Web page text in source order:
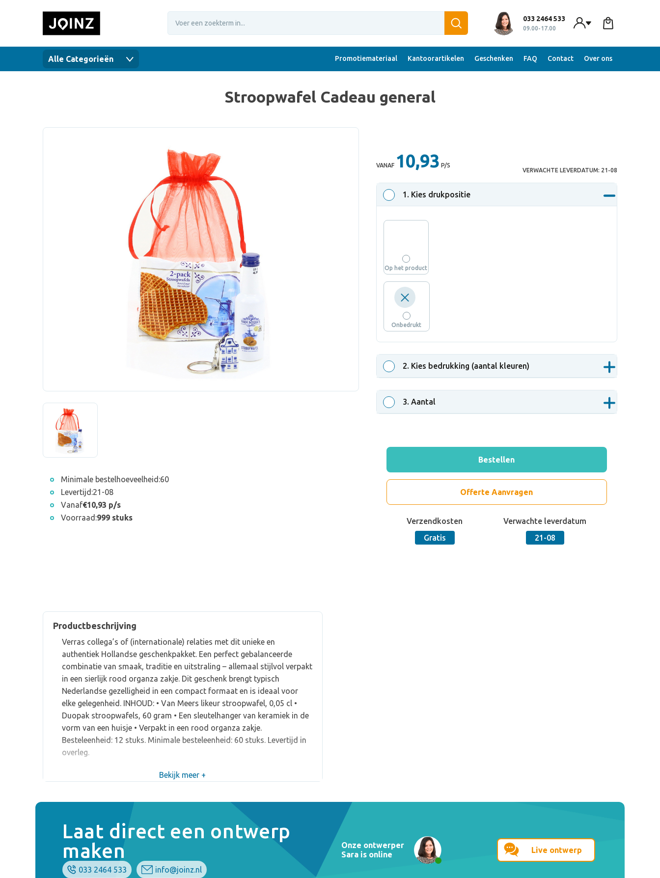
033 2464 533
09.00-17.00
Alle Categorieën Promotiemateriaal Kantoorartikelen Geschenken FAQ Contact Over ons
Stroopwafel Cadeau general
Minimale bestelhoeveelheid:60
Levertijd:21-08
Vanaf€10,93 p/s
Voorraad:999 stuks
VANAF 10,93 P/S
VERWACHTE LEVERDATUM: 21-08
1 . Kies drukpositie
Op het product
Onbedrukt
2. Kies bedrukking (aantal kleuren)
3. Aantal
Bestellen
Offerte Aanvragen
Verzendkosten
Gratis
Verwachte leverdatum
21-08
Productbeschrijving
Verras collega’s of (internationale) relaties met dit unieke en
authentiek Hollandse geschenkpakket. Een perfect gebalanceerde
combinatie van smaak, traditie en uitstraling – allemaal stijlvol verpakt
in een sierlijk rood organza zakje. Dit geschenk brengt typisch
Nederlandse gezelligheid in een compact formaat en is ideaal voor
elke gelegenheid. INHOUD: • Van Meers likeur stroopwafel, 0,05 cl •
Duopak stroopwafels, 60 gram • Een sleutelhanger van keramiek in de
vorm van een huisje • Verpakt in een rood organza zakje.
Besteleenheid: 12 stuks. Minimale besteleenheid: 60 stuks. Levertijd in
overleg.
Bekijk meer +
Laat direct een ontwerp
maken
033 2464 533 info@joinz.nl
Onze ontwerper
Sara is online
Live ontwerp